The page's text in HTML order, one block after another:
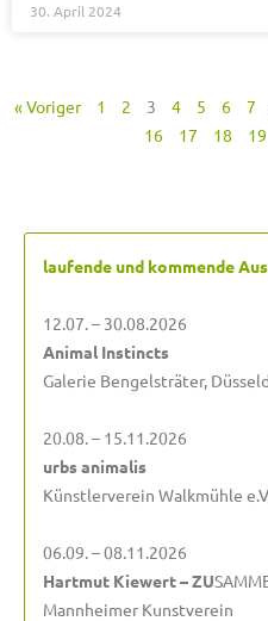
30. April 2024
« Voriger 1 2 3 4 5 6 7
16
17 18 19
laufende und kommende
12.07. – 30.08.2026
Animal Instincts
Galerie Bengelsträter,
20.08. – 15.11.2026
urbs animalis
Künstlerverein Walkmühle
06.09. – 08.11.2026
Hartmut Kiewert – ZU
Mannheimer Kunstverein